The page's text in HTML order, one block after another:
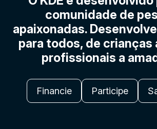
comunidade de
apaixonadas.
para todos, de crianças
profissionais a
Financie Participe